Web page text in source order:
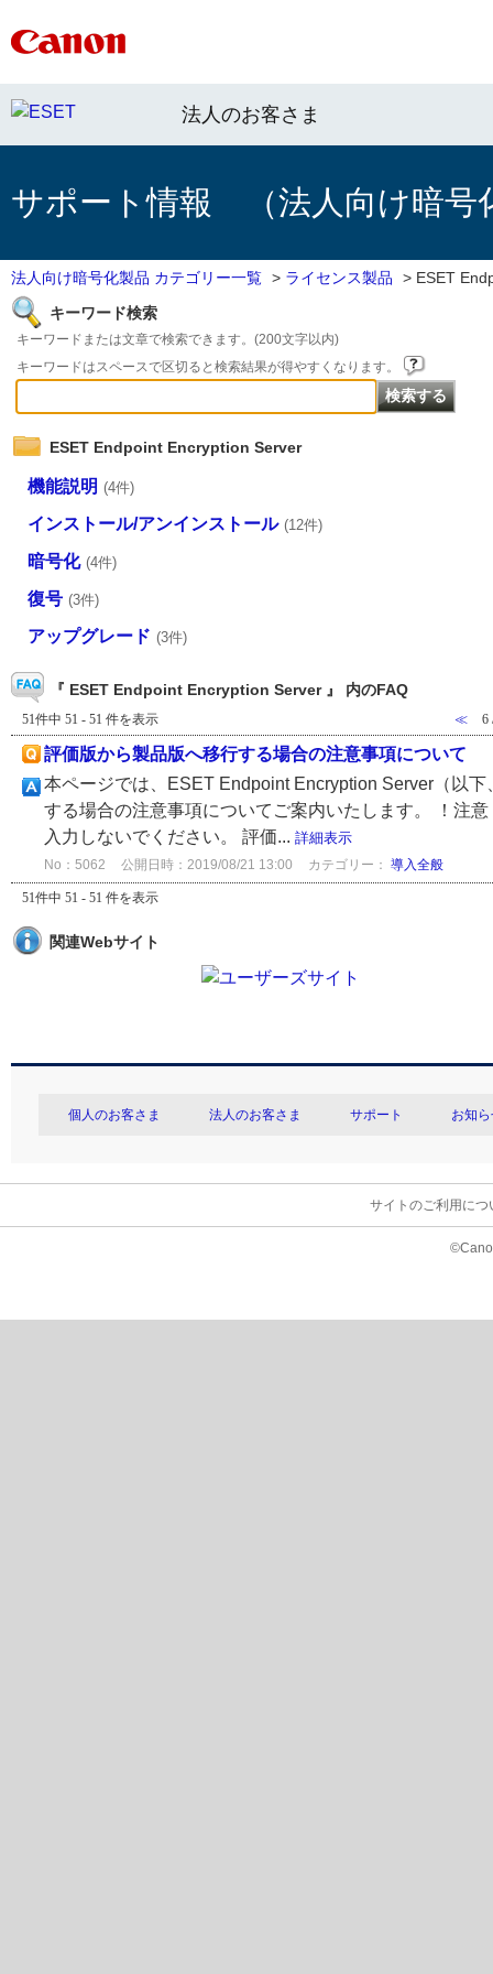
法人のお客さま
サポート情報 （法人向け暗号
法人向け暗号化製品 カテゴリー一覧 > ライセンス製品 > ESET
キーワード検索
キーワードまたは文章で検索できます。(200文字以内)
キーワードはスペースで区切ると検索結果が得やすくなります。
ESET Endpoint Encryption Server
機能説明 (4件)
インストール/アンインストール (12件)
暗号化 (4件)
復号 (3件)
アップグレード (3件)
『 ESET Endpoint Encryption Server 』 内のFAQ
51件中 51 - 51 件を表示 ≪ 6
評価版から製品版へ移行する場合の注意事項について
本ページでは、ESET Endpoint Encryption Server（以
する場合の注意事項についてご案内いたします。 ！注
入力しないでください。 評価... 詳細表示
No：5062 公開日時：2019/08/21 13:00 カテゴリー： 導入全般
51件中 51 - 51 件を表示
関連Webサイト
個人のお客さま 法人のお客さま サポート お知
サイトのご利用につ